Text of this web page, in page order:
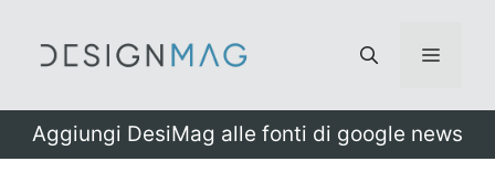
Menu
Aggiungi DesiMag alle fonti di google news